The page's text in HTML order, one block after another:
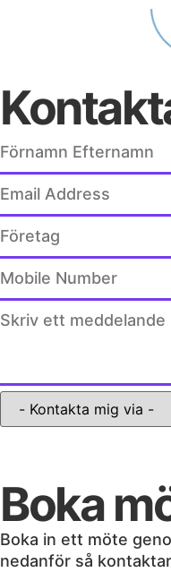
Boka
Boka in ett möte
nedanför så